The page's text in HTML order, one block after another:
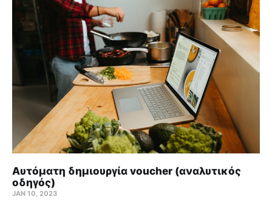
Αυτόματη δημιουργία voucher (αναλυτικός
οδηγός)
JAN 10, 2023